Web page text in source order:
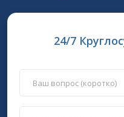
24/7